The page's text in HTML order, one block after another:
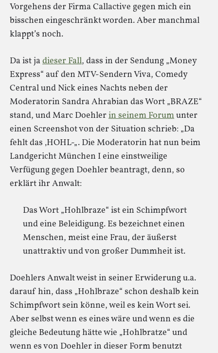
Vorgehens der Firma Callactive gegen mich ein
bisschen eingeschränkt worden. Aber manchmal
klappt’s noch.
Da ist jadieser Fall, dass in der Sendung „Money
Express“ auf den MTV-Sendern Viva, Comedy
Central und Nick eines Nachts neben der
Moderatorin Sandra Ahrabian das Wort „BRAZE“
stand, und Marc Doehler in seinem Forumunter
einen Screenshot von der Situation schrieb: „Da
fehlt das ‚HOHL-„. Die Moderatorin hat nun beim
Landgericht München I eine einstweilige
Verfügung gegen Doehler beantragt, denn, so
erklärt ihr Anwalt:
Das Wort „Hohlbraze“ ist ein Schimpfwort
und eine Beleidigung. Es bezeichnet einen
Menschen, meist eine Frau, der äußerst
unattraktiv und von großer Dummheit ist.
Doehlers Anwalt weist in seiner Erwiderung u.a.
darauf hin, dass „Hohlbraze“ schon deshalb kein
Schimpfwort sein könne, weil es kein Wort sei.
Aber selbst wenn es eines wäre und wenn es die
gleiche Bedeutung hätte wie „Hohlbratze“ und
wenn es von Doehler in dieser Form benutzt